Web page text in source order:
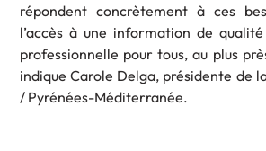
répondent concrètement à ces
l’accès à une information de
professionnelle pour tous, au plus
indique Carole Delga, présidente de
/ Pyrénées-Méditerranée.